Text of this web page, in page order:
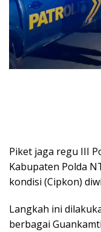
Piket jaga regu III
Kabupaten Polda
kondisi (Cipkon)
Langkah ini
berbagai